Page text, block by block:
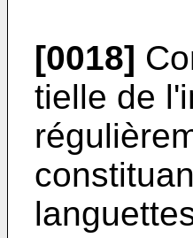
[0018]
tielle de